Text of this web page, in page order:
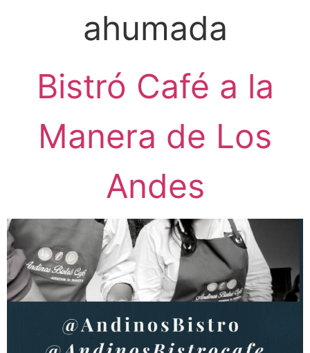
ahumada
Bistró Café a la
Manera de Los
Andes